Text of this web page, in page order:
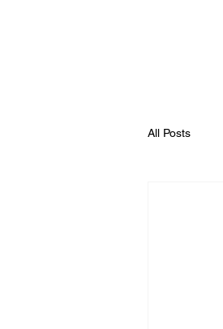
All Posts